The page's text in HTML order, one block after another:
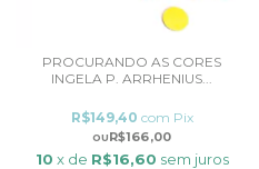
PROCURANDO AS CORES
INGELA P. ARRHENIUS...
R$166,00
R$149,40 com Pix
10 x de R$16,60 sem juros